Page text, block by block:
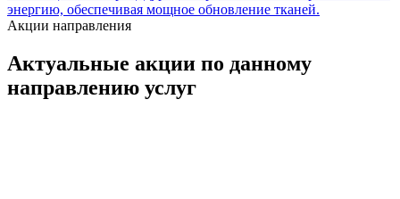
энергию, обеспечивая мощное обновление тканей.
Акции направления
Актуальные акции по данному
направлению услуг